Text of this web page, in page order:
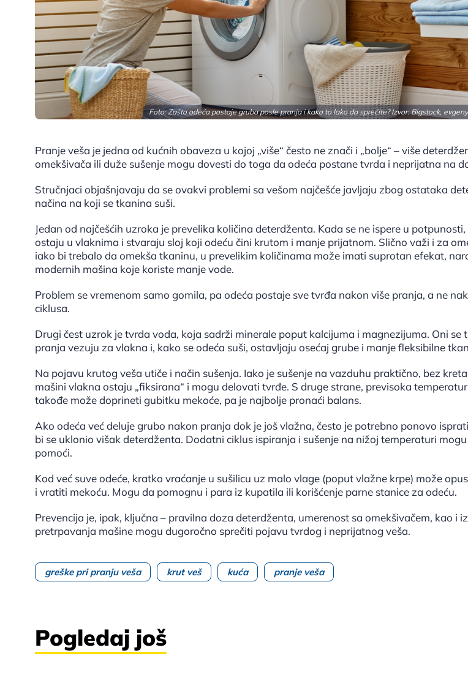
Foto: Zašto odeća postaje gruba posle pranja i kako to lako da sprečite? Izvor: Bigstock,
Pranje veša je jedna od kućnih obaveza u kojoj „više“ često ne znači i „bolje“ – više
omekšivača ili duže sušenje mogu dovesti do toga da odeća postane tvrda i neprijatna na
Stručnjaci objašnjavaju da se ovakvi problemi sa vešom najčešće javljaju zbog ostataka
načina na koji se tkanina suši.
Jedan od najčešćih uzroka je prevelika količina deterdženta. Kada se ne ispere u
ostaju u vlaknima i stvaraju sloj koji odeću čini krutom i manje prijatnom. Slično važi i za
iako bi trebalo da omekša tkaninu, u prevelikim količinama može imati suprotan efekat,
modernih mašina koje koriste manje vode.
Problem se vremenom samo gomila, pa odeća postaje sve tvrđa nakon više pranja, a ne
ciklusa.
Drugi čest uzrok je tvrda voda, koja sadrži minerale poput kalcijuma i magnezijuma. Oni se
pranja vezuju za vlakna i, kako se odeća suši, ostavljaju osećaj grube i manje fleksibilne
Na pojavu krutog veša utiče i način sušenja. Iako je sušenje na vazduhu praktično, bez
mašini vlakna ostaju „fiksirana“ i mogu delovati tvrđe. S druge strane, previsoka
takođe može doprineti gubitku mekoće, pa je najbolje pronaći balans.
Ako odeća već deluje grubo nakon pranja dok je još vlažna, često je potrebno ponovo
bi se uklonio višak deterdženta. Dodatni ciklus ispiranja i sušenje na nižoj temperaturi
pomoći.
Kod već suve odeće, kratko vraćanje u sušilicu uz malo vlage (poput vlažne krpe) može
i vratiti mekoću. Mogu da pomognu i para iz kupatila ili korišćenje parne stanice za odeću.
Prevencija je, ipak, ključna – pravilna doza deterdženta, umerenost sa omekšivačem, kao i
pretrpavanja mašine mogu dugoročno sprečiti pojavu tvrdog i neprijatnog veša.
greške pri pranju veša krut veš kuća pranje veša
Pogledaj još